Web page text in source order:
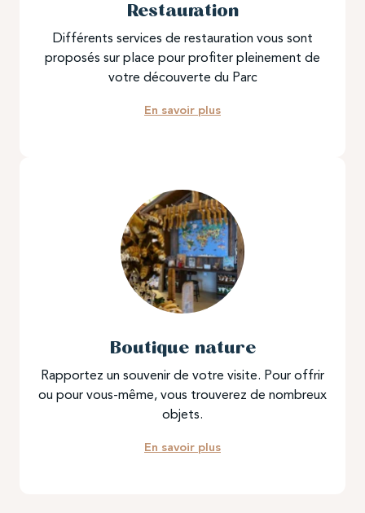
Restauration
Différents services de restauration vous sont
proposés sur place pour profiter pleinement de
votre découverte du Parc
En savoir plus
Boutique nature
Rapportez un souvenir de votre visite. Pour offrir
ou pour vous-même, vous trouverez de nombreux
objets.
En savoir plus